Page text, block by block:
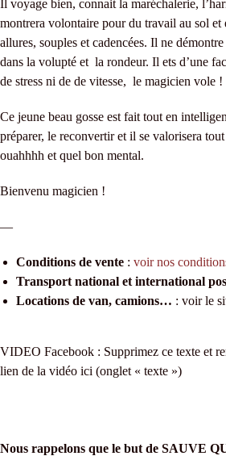
Il voyage bien, connait la maréchalerie,
montrera volontaire pour du travail au sol et
allures, souples et cadencées. Il ne
dans la volupté et la rondeur. Il ets d’une
de stress ni de de vitesse, le magicien vole !
Ce jeune beau gosse est fait tout en
préparer, le reconvertir et il se valorisera
ouahhhh et quel bon mental.
Bienvenu magicien !
—
Conditions de vente : voir nos
Transport national et international
Locations de van, camions… : voir le
VIDEO Facebook : Supprimez ce texte et
lien de la vidéo ici (onglet « texte »)
Nous rappelons que le but de SAUVE